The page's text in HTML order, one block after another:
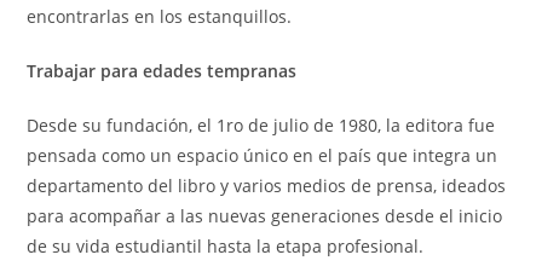
encontrarlas en los estanquillos.
Trabajar para edades tempranas
Desde su fundación, el 1ro de julio de 1980, la editora fue
pensada como un espacio único en el país que integra un
departamento del libro y varios medios de prensa, ideados
para acompañar a las nuevas generaciones desde el inicio
de su vida estudiantil hasta la etapa profesional.